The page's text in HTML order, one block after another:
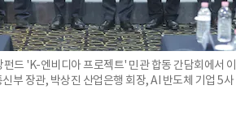
드 'K-엔비디아 프로젝트' 민관 합동 간담회에서
부 장관, 박상진 산업은행 회장, AI 반도체 기업 5사